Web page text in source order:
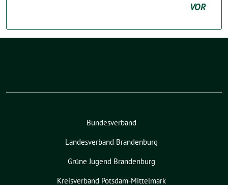
VOR
Bundesverband
Landesverband Brandenburg
Grüne Jugend Brandenburg
Kreisverband Potsdam-Mittelmark